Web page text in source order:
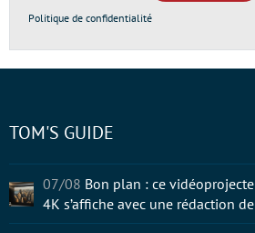
Politique de confidentialité
TOM'S GUIDE
07/08 Bon plan : ce
4K s’affiche avec une rédaction